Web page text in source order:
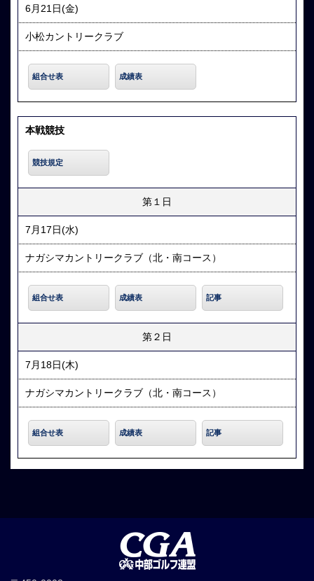
6月21日(金)
小松カントリークラブ
組合せ表 成績表
本戦競技
競技規定
第１日
7月17日(水)
ナガシマカントリークラブ（北・南コース）
組合せ表 成績表 記事
第２日
7月18日(木)
ナガシマカントリークラブ（北・南コース）
組合せ表 成績表 記事